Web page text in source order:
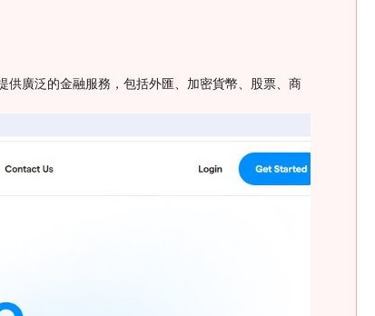
供廣泛的金融服務，包括外匯、加密貨幣、股票、商